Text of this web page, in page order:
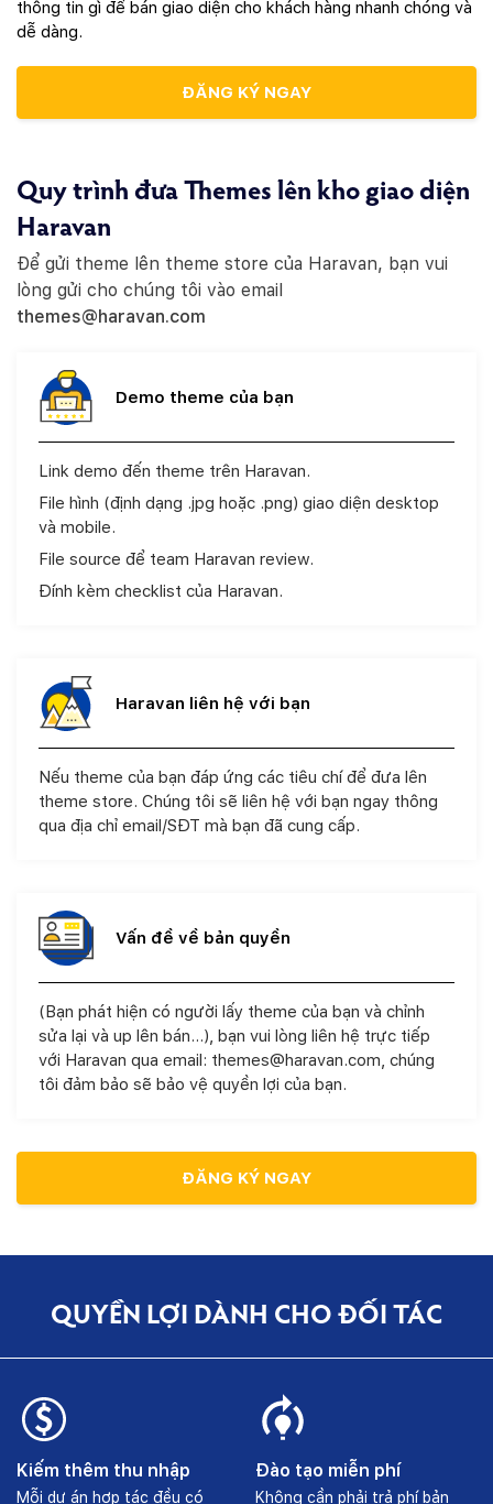
thông tin gì để bán giao diện cho khách hàng nhanh chóng và
dễ dàng.
ĐĂNG KÝ NGAY
Quy trình đưa Themes lên kho giao diện
Haravan
Để gửi theme lên theme store của Haravan, bạn vui
lòng gửi cho chúng tôi vào email
themes@haravan.com
Demo theme của bạn
Link demo đến theme trên Haravan.
File hình (định dạng .jpg hoặc .png) giao diện desktop
và mobile.
File source để team Haravan review.
Đính kèm checklist của Haravan.
Haravan liên hệ với bạn
Nếu theme của bạn đáp ứng các tiêu chí để đưa lên
theme store. Chúng tôi sẽ liên hệ với bạn ngay thông
qua địa chỉ email/SĐT mà bạn đã cung cấp.
Vấn đề về bản quyền
(Bạn phát hiện có người lấy theme của bạn và chỉnh
sửa lại và up lên bán...), bạn vui lòng liên hệ trực tiếp
với Haravan qua email: themes@haravan.com, chúng
tôi đảm bảo sẽ bảo vệ quyền lợi của bạn.
ĐĂNG KÝ NGAY
QUYỀN LỢI DÀNH CHO ĐỐI TÁC
Kiếm thêm thu nhập
Mỗi dự án hợp tác đều có
Đào tạo miễn phí
Không cần phải trả phí bản